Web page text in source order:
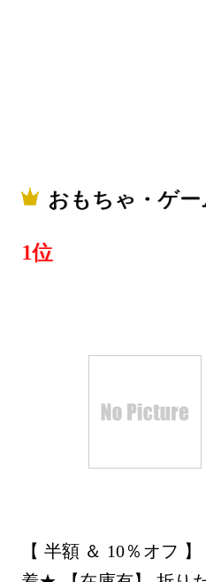
おもちゃ・ゲ
1位
【 半額 ＆ 10％オフ